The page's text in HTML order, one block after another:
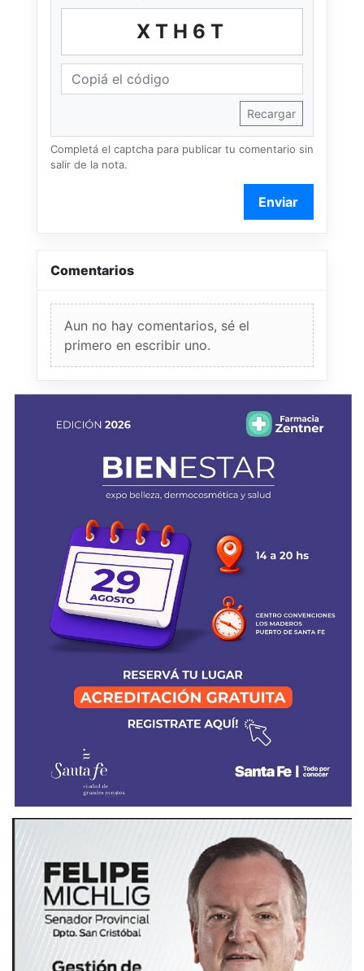
XTH6T
Recargar
Completá el captcha para publicar tu comentario sin
salir de la nota.
Enviar
Comentarios
Aun no hay comentarios, sé el
primero en escribir uno.